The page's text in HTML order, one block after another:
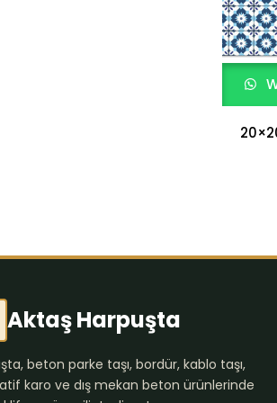
Aktaş Harpuşta
beton parke taşı, bordür, kablo taşı,
karo ve dış mekan beton ürünlerinde